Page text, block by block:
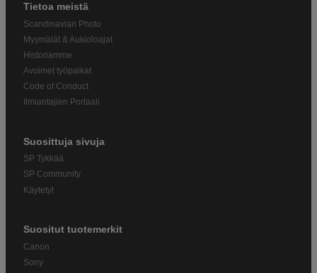
Tietoa meistä
Scandinavian Photo
Myymälät & Aukioloajat
Historiamme
Avoimet työpaikat
Code of Conduct
Ilmiantajien Portaali
Suosittuja sivuja
SP Tykkää
SP Community
Käytetyt
Suositut tuotemerkit
Canon
Sony